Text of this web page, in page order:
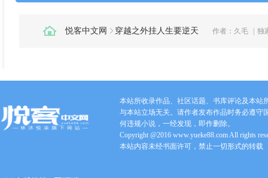
悦客中文网 穿越之外挂人生要逆天 作者： 久毛 | 独
本站所收录作品、社区话题、书库评论及本站
与本站立场无关。请作者发布作品时务必遵守
何违规小说，一经发现，即作删除。
Copyright @2016 www.yueke88.com All rights
本站内容未经书面许可，禁止一切形式的转载